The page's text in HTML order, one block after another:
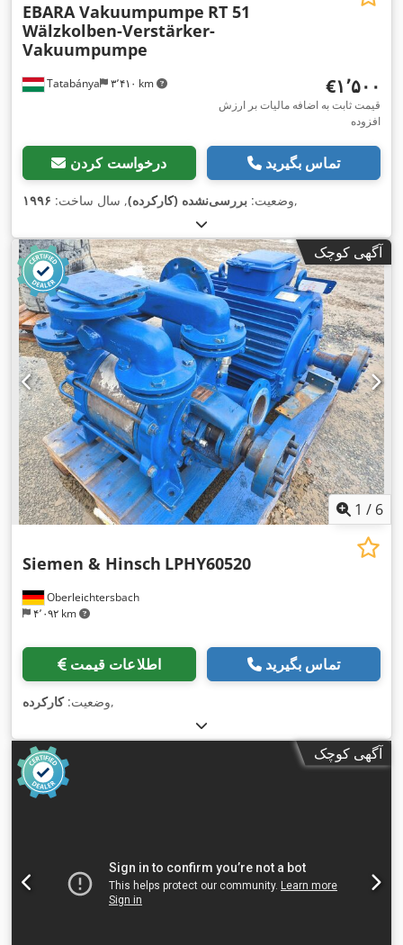
Tatabánya ۳٬۴۱۰ km
EBARA Vakuumpumpe RT 51
Wälzkolben-Verstärker-
Vakuumpumpe
‎€۱٬۵۰۰
قیمت ثابت به اضافه مالیات بر ارزش
افزوده
درخواست کردن تماس بگیرید
وضعیت: بررسی‌نشده (کارکرده), سال ساخت: ۱۹۹۶ ,
آگهی کوچک
1 / 6
Oberleichtersbach
۴٬۰۹۲ km
Siemen & Hinsch LPHY60520
اطلاعات قیمت تماس بگیرید
وضعیت:کارکرده ,
آگهی کوچک